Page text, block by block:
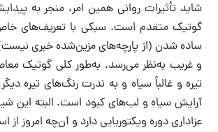
شاید تأثیرات روانی همین امر، منجر به
گوتیک متقدم است. سبکی با تعریف‌های
ساده شدن (از پارچه‌های مزین‌شده خبری
و غریب به‌نظر می‌رسد. به‌طور کلی گوتیک
تیره و غالباً سیاه و به ندرت رنگ‌های تیره
آرایش سیاه و لب‌های کبود است. البته این
عزاداری دوره ویکتوریایی دارد و آن‌چه امروز از